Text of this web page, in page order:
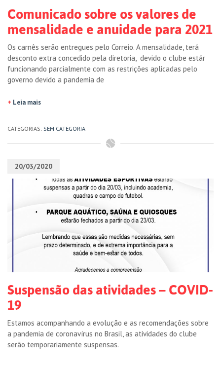
Comunicado sobre os valores de
mensalidade e anuidade para 2021
Os carnês serão entregues pelo Correio. A mensalidade, terá
desconto extra concedido pela diretoria, devido o clube estár
funcionando parcialmente com as restrições aplicadas pelo
governo devido a pandemia de
+ Leia mais
CATEGORIAS: SEM CATEGORIA
20/03/2020
Suspensão das atividades – COVID-
19
Estamos acompanhando a evolução e as recomendações sobre
a pandemia de coronavírus no Brasil, as atividades do clube
serão temporariamente suspensas.